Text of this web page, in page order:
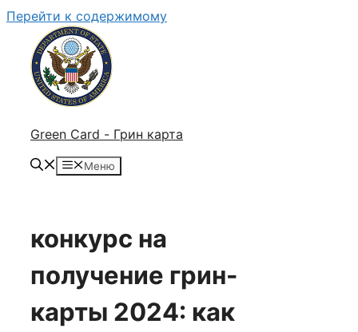
Перейти к содержимому
Green Card - Грин карта
Меню
конкурс на
получение грин-
карты 2024: как